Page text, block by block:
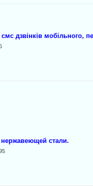
смс дзвінків мобільного,
стали.